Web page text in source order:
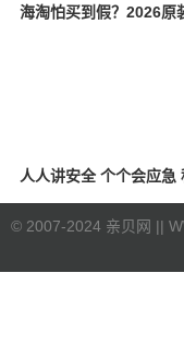
© 2007-2024 亲贝网 ||